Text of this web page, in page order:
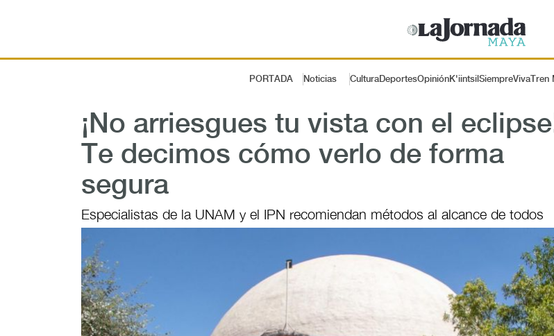
PORTADA Noticias CulturaDeportesOpiniónK'iintsil SiempreViva Tren
¡No arriesgues tu vista con el
Te decimos cómo verlo de forma
segura
Especialistas de la UNAM y el IPN recomiendan métodos al alcance de todos